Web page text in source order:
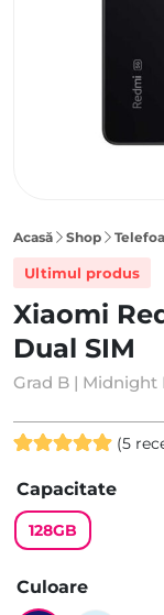
Acasă Shop
Ultimul produs
Xiaomi
Dual SIM
Grad B | Midnight
5.00din 5
pe baza a
evaluări de
la clienți
(5
Capacitate
128GB
Culoare